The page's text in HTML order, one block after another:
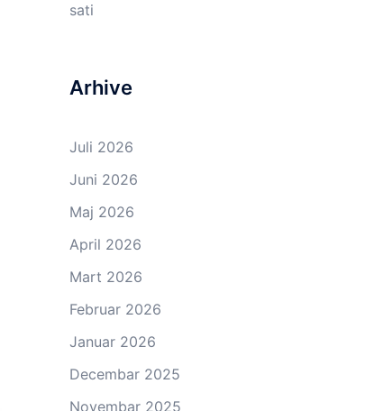
sati
Arhive
Juli 2026
Juni 2026
Maj 2026
April 2026
Mart 2026
Februar 2026
Januar 2026
Decembar 2025
Novembar 2025